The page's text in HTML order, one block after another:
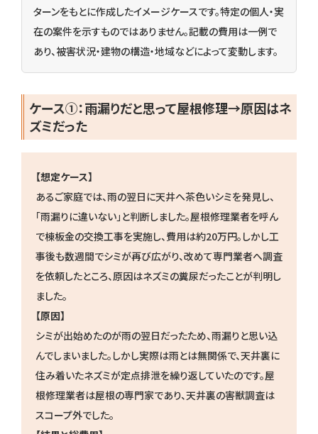
ターンをもとに作成したイメージケースです。特定の個人・実
在の案件を示すものではありません。記載の費用は一例で
あり、被害状況・建物の構造・地域などによって変動します。
ケース①：雨漏りだと思って屋根修理→原因はネ
ズミだった
【想定ケース】
あるご家庭では、雨の翌日に天井へ茶色いシミを発見し、
「雨漏りに違いない」と判断しました。屋根修理業者を呼ん
で棟板金の交換工事を実施し、費用は約20万円。しかし工
事後も数週間でシミが再び広がり、改めて専門業者へ調査
を依頼したところ、原因はネズミの糞尿だったことが判明し
ました。
【原因】
シミが出始めたのが雨の翌日だったため、雨漏りと思い込
んでしまいました。しかし実際は雨とは無関係で、天井裏に
住み着いたネズミが定点排泄を繰り返していたのです。屋
根修理業者は屋根の専門家であり、天井裏の害獣調査は
スコープ外でした。